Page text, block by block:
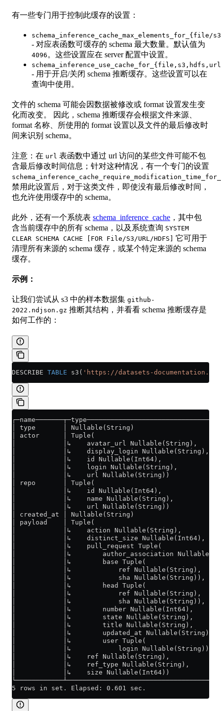
有一些专门用于控制此缓存的设置：
- 对应表函数可缓存的 schema 最大数量。默认值为
4096。这些设置应在 server 配置中设置。
- 用于开启/关闭 schema 推断缓存。这些设置可以在
查询中使用。
文件的 schema 可能会因数据被修改或 format 设置发生变
化而改变。 因此，schema 推断缓存会根据文件来源、
format 名称、所使用的 format 设置以及文件的最后修改时
间来识别 schema。
注意：在 url 表函数中通过 url 访问的某些文件可能不包
含最后修改时间信息；针对这种情况，有一个专门的设置
禁用此设置后，对于这类文件，即使没有最后修改时间，
也允许使用缓存中的 schema。
此外，还有一个系统表 schema_inference_cache ，其中包
含当前缓存中的所有 schema，以及系统查询 SYSTEM
CLEAR SCHEMA CACHE [FOR File/S3/URL/HDFS]
它可用于
清理所有来源的 schema 缓存，或某个特定来源的 schema
缓存。
示例：
让我们尝试从 s3 中的样本数据集 github-
2022.ndjson.gz 推断其结构，并看看 schema 推断缓存是
如何工作的：
DESCRIBE TABLE s3( 'https://datasets-
│ type       │ Nullable(String)
│ actor      │ Tuple(
│            │↳    avatar_url Nullable(String),
│            │↳    display_login Nullable(String),
│            │↳    id Nullable(Int64),
│            │↳    login Nullable(String),
│            │↳    url Nullable(String))
│ repo       │ Tuple(
│            │↳    id Nullable(Int64),
│            │↳    name Nullable(String),
│            │↳    url Nullable(String))
│ created_at │ Nullable(String)
│ payload    │ Tuple(
│            │↳    action Nullable(String),
│            │↳    distinct_size Nullable(Int64),
│            │↳    pull_request Tuple(
│            │↳        author_association
│            │↳        base Tuple(
│            │↳            ref Nullable(String),
│            │↳            sha Nullable(String)),
│            │↳        head Tuple(
│            │↳            ref Nullable(String),
│            │↳            sha Nullable(String)),
│            │↳        number Nullable(Int64),
│            │↳        state Nullable(String),
│            │↳        title Nullable(String),
│            │↳        updated_at Nullable(String),
│            │↳        user Tuple(
│            │↳            login Nullable(String))),
│            │↳    ref Nullable(String),
│            │↳    ref_type Nullable(String),
│            │↳    size Nullable(Int64))
5 rows in set. Elapsed: 0.601 sec.